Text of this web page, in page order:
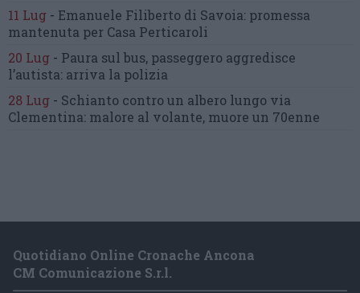
11 Lug - Emanuele Filiberto di Savoia: promessa
mantenuta per Casa Perticaroli
20 Lug - Paura sul bus, passeggero aggredisce
l’autista: arriva la polizia
28 Lug - Schianto contro un albero lungo via
Clementina: malore al volante, muore un 70enne
Quotidiano Online Cronache Ancona
CM Comunicazione S.r.l.